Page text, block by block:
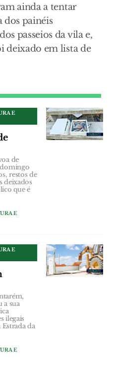
ainda a tentar
dos painéis
passeios da vila e,
deixado em lista de
E
de
restos de
deixados
que é
E
E
a sua
ilegais
da
E